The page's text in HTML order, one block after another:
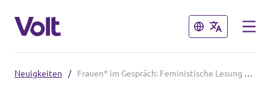
Schließen
Schließen
Neuigkeiten / Frauen* im Gespräch: Feministische Lesung mit Antje Schrupp